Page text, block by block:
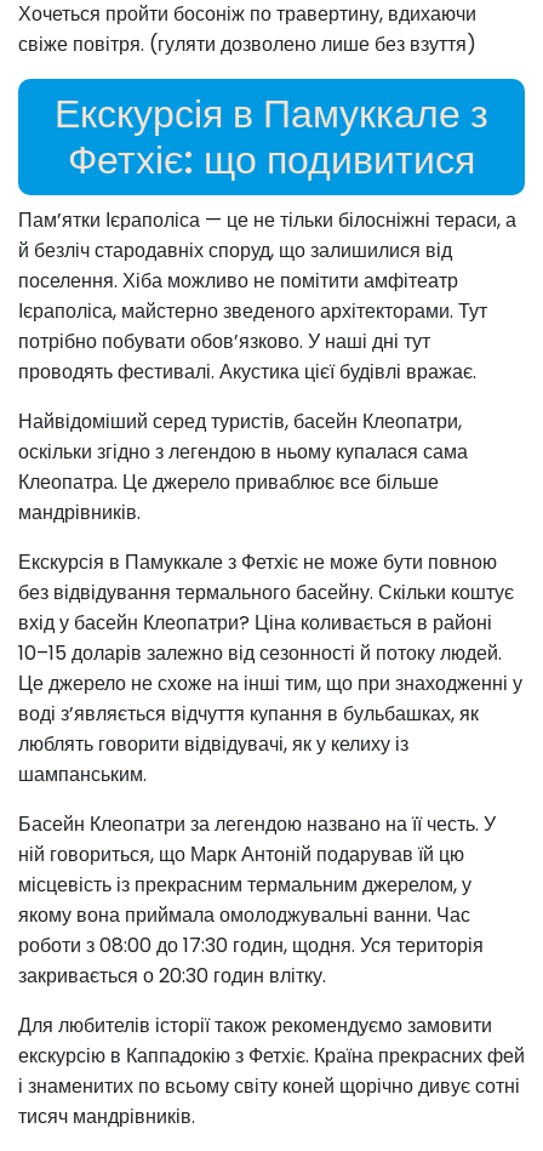
Хочеться пройти босоніж по травертину, вдихаючи
свіже повітря. (гуляти дозволено лише без взуття)
Екскурсія в Памуккале з
Фетхіє: що подивитися
Пам’ятки Ієраполіса — це не тільки білосніжні тераси, а
й безліч стародавніх споруд, що залишилися від
поселення. Хіба можливо не помітити амфітеатр
Ієраполіса, майстерно зведеного архітекторами. Тут
потрібно побувати обов’язково. У наші дні тут
проводять фестивалі. Акустика цієї будівлі вражає.
Найвідоміший серед туристів, басейн Клеопатри,
оскільки згідно з легендою в ньому купалася сама
Клеопатра. Це джерело приваблює все більше
мандрівників.
Екскурсія в Памуккале з Фетхіє не може бути повною
без відвідування термального басейну. Скільки коштує
вхід у басейн Клеопатри? Ціна коливається в районі
10–15 доларів залежно від сезонності й потоку людей.
Це джерело не схоже на інші тим, що при знаходженні у
воді з’являється відчуття купання в бульбашках, як
люблять говорити відвідувачі, як у келиху із
шампанським.
Басейн Клеопатри за легендою названо на її честь. У
ній говориться, що Марк Антоній подарував їй цю
місцевість із прекрасним термальним джерелом, у
якому вона приймала омолоджувальні ванни. Час
роботи з 08:00 до 17:30 годин, щодня. Уся територія
закривається о 20:30 годин влітку.
Для любителів історії також рекомендуємо замовити
екскурсію в Каппадокію з Фетхіє. Країна прекрасних фей
і знаменитих по всьому світу коней щорічно дивує сотні
тисяч мандрівників.